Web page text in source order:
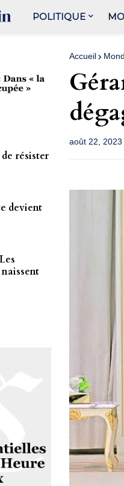
POLITIQUE
Accueil
août 22, 2023
résister
devient